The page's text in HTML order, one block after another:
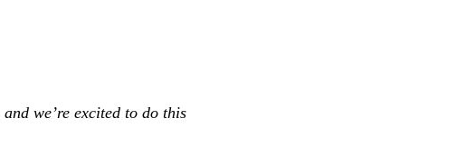
we’re excited to do this